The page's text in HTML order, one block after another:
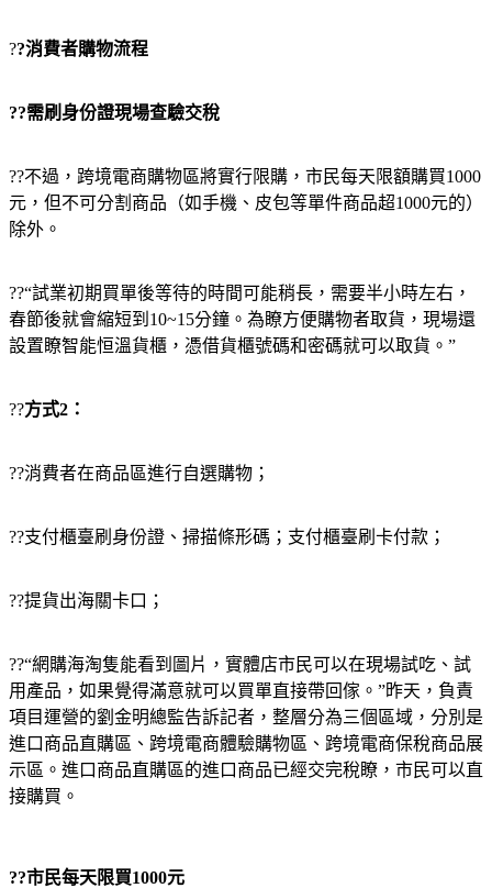
??消費者購物流程
??需刷身份證現場查驗交稅
??不過，跨境電商購物區將實行限購，市民每天限額購買1000
元，但不可分割商品（如手機、皮包等單件商品超1000元的）
除外。
??“試業初期買單後等待的時間可能稍長，需要半小時左右，
春節後就會縮短到10~15分鐘。為瞭方便購物者取貨，現場還
設置瞭智能恒溫貨櫃，憑借貨櫃號碼和密碼就可以取貨。”
??方式2：
??消費者在商品區進行自選購物；
??支付櫃臺刷身份證、掃描條形碼；支付櫃臺刷卡付款；
??提貨出海關卡口；
??“網購海淘隻能看到圖片，實體店市民可以在現場試吃、試
用產品，如果覺得滿意就可以買單直接帶回傢。”昨天，負責
項目運營的劉金明總監告訴記者，整層分為三個區域，分別是
進口商品直購區、跨境電商體驗購物區、跨境電商保稅商品展
示區。進口商品直購區的進口商品已經交完稅瞭，市民可以直
接購買。
??市民每天限買1000元